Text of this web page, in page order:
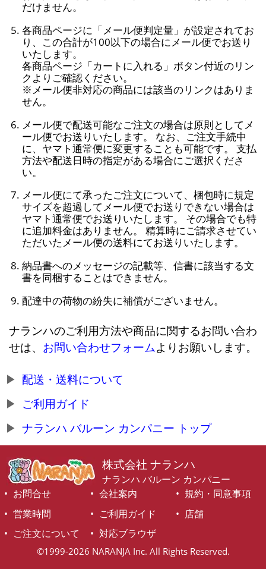
だけません。
各商品ページに「メール便判定量」が設定されてお
り、この合計が100以下の場合にメール便でお送り
いたします。
各商品ページ「カートに入れる」ボタン付近のリン
クよりご確認ください。
※メール便非対応の商品には該当のリンクはありま
せん。
メール便で配送可能なご注文の場合は原則としてメ
ール便でお送りいたします。 なお、ご注文手続中
に、ヤマト通常便に変更することも可能です。 支払
方法や配送日時の指定がある場合にご選択くださ
い。
メール便にて承ったご注文について、梱包時に規定
サイズを超過してメール便でお送りできない場合は
ヤマト通常便でお送りいたします。 その場合でも特
に追加料金はありません。 精算時にご請求させてい
ただいたメール便の送料にてお送りいたします。
納品書へのメッセージの記載等、信書に該当する文
書を同梱することはできません。
配達中の荷物の紛失に補償がございません。
ナランハのご利用方法や商品に関するお問い合わ
せは、 お問い合わせフォームよりお願いします。
配送・送料について
ご利用ガイド
ナランハ バルーン カンパニー トップ
株式会社 ナランハ
ナランハ バルーン カンパニー
お問合せ
会社案内
規約・同意事項
営業時間
ご利用ガイド
店舗
ご注文について
対応ブラウザ
©1999-2026 NARANJA Inc. All Rights Reserved.